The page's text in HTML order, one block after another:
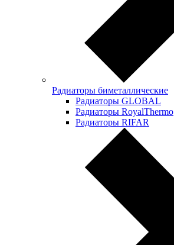
Радиаторы биметаллические
Радиаторы GLOBAL
Радиаторы RoyalThermo
Радиаторы RIFAR